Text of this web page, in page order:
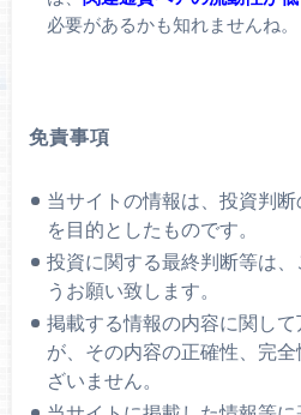
必要があるかも知れませんね。
免責事項
当サイトの情報は、投資判
を目的としたものです。
投資に関する最終判断等は
うお願い致します。
掲載する情報の内容に関し
が、その内容の正確性、完
ざいません。